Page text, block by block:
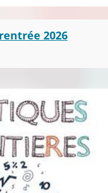
2026